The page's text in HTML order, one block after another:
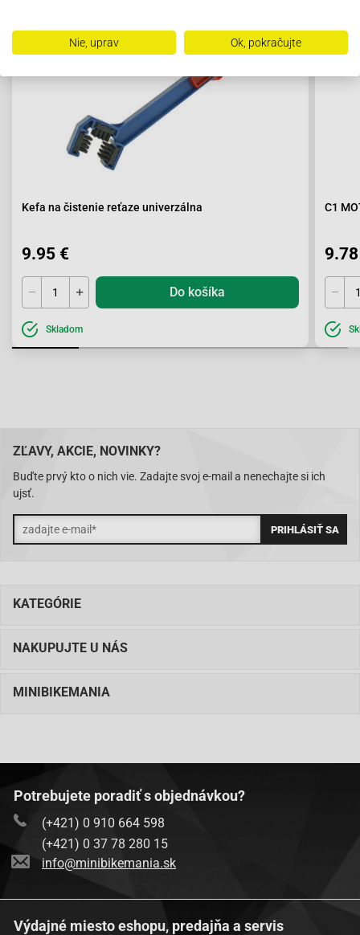
Kefa na čistenie reťaze univerzálna
9.95 €
Do košíka
Skladom
C1
ZĽAVY, AKCIE, NOVINKY?
Buďte prvý kto o nich vie. Zadajte svoj e-mail a nenechajte si ich
ujsť.
KATEGÓRIE
NAKUPUJTE U NÁS
MINIBIKEMANIA
Potrebujete poradiť s objednávkou?
(+421) 0 910 664 598
(+421) 0 37 78 280 15
info@minibikemania.sk
Výdajné miesto eshopu, predajňa a servis
Nie, uprav Ok, pokračujte